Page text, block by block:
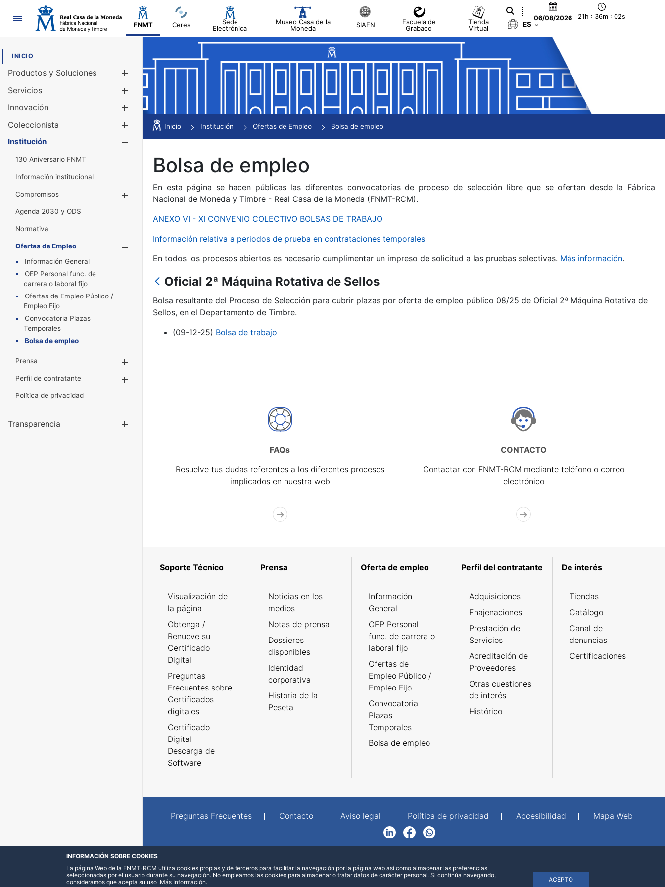
Navegación
FNMT Ceres
Sede
Electrónica
Museo Casa de la
Moneda
SIAEN
Escuela de
Grabado
Tienda
Virtual
06/08/2026 21h : 36m : 02s
ES
INICIO
Productos y Soluciones
Mostrar/Ocultar
Servicios
Innovación
Coleccionista
Mostrar/Ocultar
Institución
130 Aniversario FNMT
Información institucional
Compromisos
Mostrar/Ocultar
Agenda 2030 y ODS
Normativa
Ofertas de Empleo
Información General
OEP Personal func. de
carrera o laboral fijo
Ofertas de Empleo Público /
Empleo Fijo
Convocatoria Plazas
Temporales
Bolsa de empleo
Prensa
Perfil de contratante
Política de privacidad
Transparencia
Inicio Institución Ofertas de Empleo Bolsa de empleo
Bolsa de empleo
En esta página se hacen públicas las diferentes convocatorias de proceso de selección libre que se ofertan desde la Fábrica
Nacional de Moneda y Timbre - Real Casa de la Moneda (FNMT-RCM).
ANEXO VI - XI CONVENIO COLECTIVO BOLSAS DE TRABAJO
Información relativa a periodos de prueba en contrataciones temporales
En todos los procesos abiertos es necesario cumplimentar un impreso de solicitud a las pruebas selectivas. Más información.
Oficial 2ª Máquina Rotativa de Sellos
Bolsa resultante del Proceso de Selección para cubrir plazas por oferta de empleo público 08/25 de Oficial 2ª Máquina Rotativa de
Sellos, en el Departamento de Timbre.
(09-12-25) Bolsa de trabajo
FAQs
Resuelve tus dudas referentes a los diferentes procesos
implicados en nuestra web
CONTACTO
Contactar con FNMT-RCM mediante teléfono o correo
electrónico
Soporte Técnico
Visualización de
la página
Obtenga /
Renueve su
Certificado
Digital
Preguntas
Frecuentes sobre
Certificados
digitales
Certificado
Digital -
Descarga de
Software
Prensa
Noticias en los
medios
Notas de prensa
Dossieres
disponibles
Identidad
corporativa
Historia de la
Peseta
Oferta de empleo
Información
General
OEP Personal
func. de carrera o
laboral fijo
Ofertas de
Empleo Público /
Empleo Fijo
Convocatoria
Plazas
Temporales
Bolsa de empleo
Perfil del contratante
Adquisiciones
Enajenaciones
Prestación de
Servicios
Acreditación de
Proveedores
Otras cuestiones
de interés
Histórico
De interés
Tiendas
Catálogo
Canal de
denuncias
Certificaciones
Preguntas Frecuentes Contacto Aviso legal Política de privacidad Accesibilidad
Mapa Web
FacebookWhatsApp
INFORMACIÓN SOBRE COOKIES
La página Web de la FNMT-RCM utiliza cookies propias y de terceros para facilitar la navegación por la página web así como almacenar las preferencias
seleccionadas por el usuario durante su navegación. No empleamos las cookies para almacenar o tratar datos de carácter personal. Si continúa navegando,
consideramos que acepta su uso
ACEPTO
.Más Información.